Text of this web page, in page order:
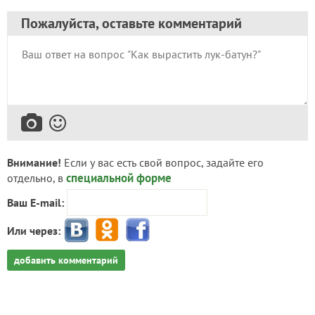
Пожалуйста, оставьте комментарий
Внимание! Если у вас есть свой вопрос, задайте его
отдельно, в специальной форме
Ваш E-mail:
Или через:
добавить комментарий